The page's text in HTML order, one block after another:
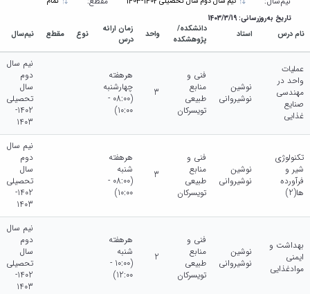
تاریخ به‌روزرسانی: 1403/3/19
نام درس استاد
دانشکده/
پژوهشکده
واحد
زمان ارائه
درس
نوع مقطع نیم‌سال
عملیات
واحد در
مهندسی
صنایع
غذایی
نوشین
نوشیروانی
فنی و
منابع
طبیعی
تویسرکان
3
هرهفته
چهارشنبه
(08:00 -
10:00)
نیم سال
دوم
سال
تحصیلی
1402-
1403
تکنولوژی
شیر و
فرآورده
ها(2)
نوشین
نوشیروانی
فنی و
منابع
طبیعی
تویسرکان
3
هرهفته
شنبه
(08:00 -
10:00)
نیم سال
دوم
سال
تحصیلی
1402-
1403
بهداشت و
ایمنی
موادغذایی
نوشین
نوشیروانی
فنی و
منابع
طبیعی
تویسرکان
2
هرهفته
شنبه
(10:00 -
12:00)
نیم سال
دوم
سال
تحصیلی
1402-
1403